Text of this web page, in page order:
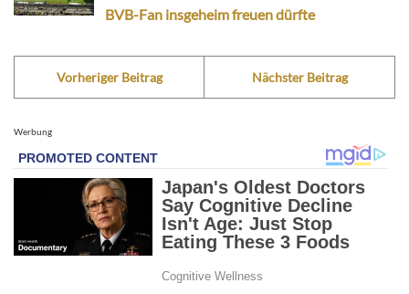
BVB-Fan insgeheim freuen dürfte
Vorheriger Beitrag Nächster Beitrag
Werbung